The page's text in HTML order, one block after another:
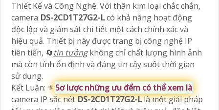
Thiết Kế và Công Nghệ: Với thân kim loại chắc chắn,
camera DS-2CD1T27G2-Lcó khả năng hoạt động
độc lập và giám sát chi tiết một cách chính xác và
hiệu quả. Thiết bị này được trang bị công nghệ IP
tiên tiến, 🔄tin tưởngkhông chỉ chất lượng hình ảnh
mà còn tính ổn định và đáng tin cậy suốt thời gian
sử dụng.
Kết Luận: ⚜️Sơ lược những ưu đểm có thể xem là
camera IP sắc nétDS-2CD1T27G2-Llà một giải pháp